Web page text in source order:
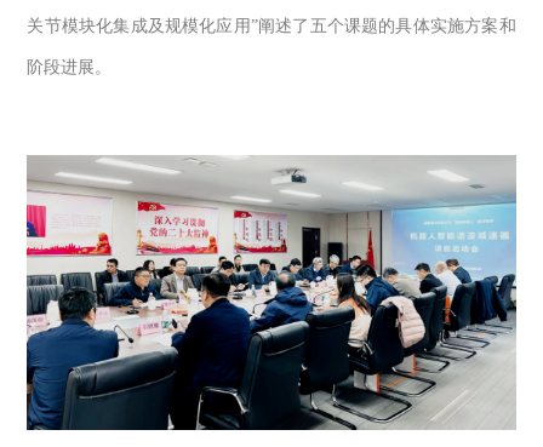
关节模块化集成及规模化应用”阐述了五个课题的具体实施方案和
阶段进展。